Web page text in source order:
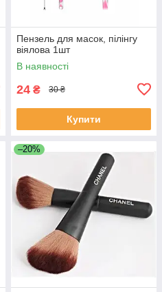
Пензель для масок, пілінгу
віялова 1шт
В наявності
24 ₴ 30 ₴
Купити
–20%